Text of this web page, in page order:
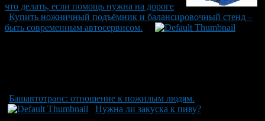
что делать, если помощь нужна на дороге
Купить ножничный подъёмник и балансировочный стенд –
быть современным автосервисом.
Башавтотранс: отношение к пожилым людям.
Нужна ли закуска к пиву?